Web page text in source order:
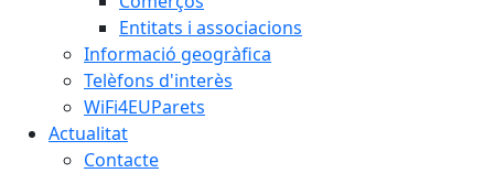
Entitats i associacions
Informació geogràfica
Telèfons d'interès
WiFi4EUParets
Actualitat
Contacte